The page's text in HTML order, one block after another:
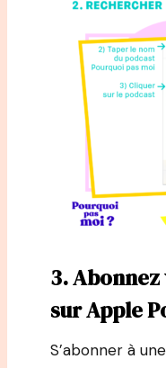
3.
sur Apple
S’abonner à